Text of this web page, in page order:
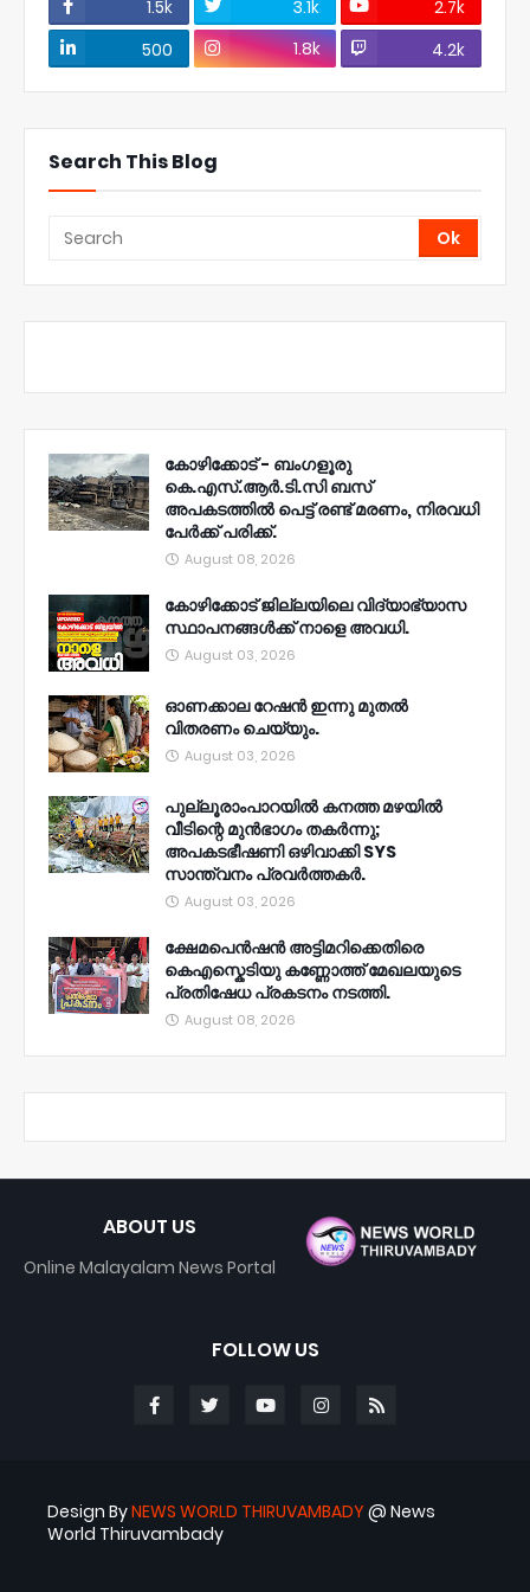
1.5k 3.1k
2.7k
500
1.8k 4.2k
Search This Blog
കോഴിക്കോട് - ബംഗളൂരു
കെ.എസ്.ആർ.ടി.സി ബസ്
അപകടത്തിൽ പെട്ട് രണ്ട് മരണം, നിരവധി
പേർക്ക് പരിക്ക്.
August 08, 2026
കോഴിക്കോട് ജില്ലയിലെ വിദ്യാഭ്യാസ
സ്ഥാപനങ്ങൾക്ക് നാളെ അവധി.
August 03, 2026
ഓണക്കാല റേഷൻ ഇന്നു മുതല്‍
വിതരണം ചെയ്യും.
August 03, 2026
പുല്ലൂരാംപാറയിൽ കനത്ത മഴയിൽ
വീടിന്റെ മുൻഭാഗം തകർന്നു;
അപകടഭീഷണി ഒഴിവാക്കി SYS
സാന്ത്വനം പ്രവർത്തകർ.
August 03, 2026
ക്ഷേമപെൻഷൻ അട്ടിമറിക്കെതിരെ
കെഎസ്കെടിയു കണ്ണോത്ത് മേഖലയുടെ
പ്രതിഷേധ പ്രകടനം നടത്തി.
August 08, 2026
ABOUT US
Online Malayalam News Portal
FOLLOW US
Design ByNEWS WORLD THIRUVAMBADY @ News
World Thiruvambady